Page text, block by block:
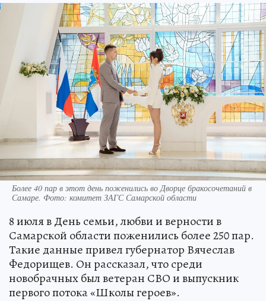
Более 40 пар в этот день поженились во Дворце бракосочетаний в
Самаре. Фото: комитет ЗАГС Самарской области
8 июля в День семьи, любви и верности в
Самарской области поженились более 250 пар.
Такие данные привел губернатор Вячеслав
Федорищев. Он рассказал, что среди
новобрачных был ветеран СВО и выпускник
первого потока «Школы героев».